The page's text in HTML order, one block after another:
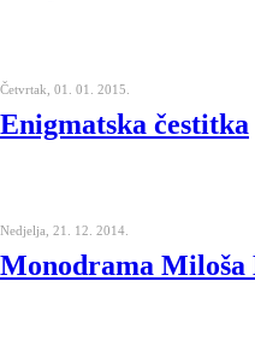
Četvrtak, 01. 01. 2015.
Enigmatska čestitka
Nedjelja, 21. 12. 2014.
Monodrama